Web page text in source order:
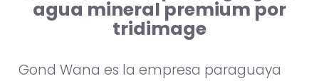
agua mineral premium por
tridimage
Gond Wana es la empresa paraguaya